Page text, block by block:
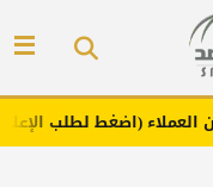
الإعلان)